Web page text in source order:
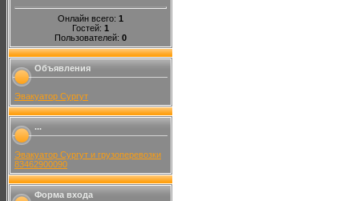
Онлайн всего: 1
Гостей: 1
Пользователей: 0
Объявления
Эвакуатор Сургут
...
Эвакуатор Сургут и грузоперевозки
83462900090
Форма входа